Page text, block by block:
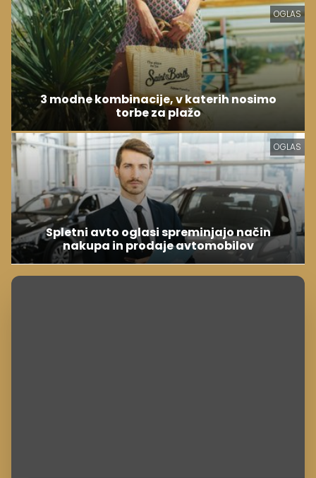
OGLAS
3 modne kombinacije, v katerih nosimo
torbe za plažo
OGLAS
Spletni avto oglasi spreminjajo način
nakupa in prodaje avtomobilov